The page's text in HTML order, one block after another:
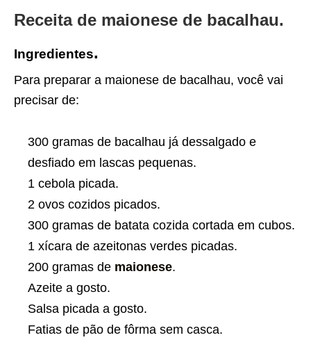
Receita de maionese de bacalhau.
Ingredientes.
Para preparar a maionese de bacalhau, você vai
precisar de:
300 gramas de bacalhau já dessalgado e
desfiado em lascas pequenas.
1 cebola picada.
2 ovos cozidos picados.
300 gramas de batata cozida cortada em cubos.
1 xícara de azeitonas verdes picadas.
200 gramas de maionese.
Azeite a gosto.
Salsa picada a gosto.
Fatias de pão de fôrma sem casca.